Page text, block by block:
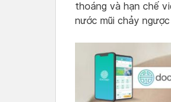
thoáng và hạn chế
nước mũi chảy